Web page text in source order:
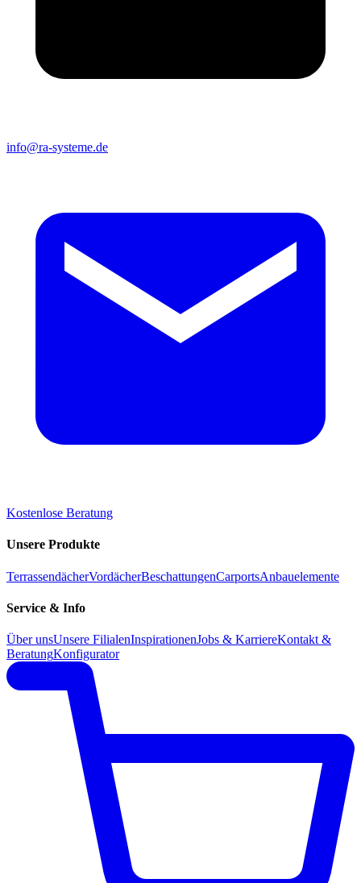
info@ra-systeme.de
Kostenlose Beratung
Unsere Produkte
TerrassendächerVordächerBeschattungenCarportsAnbauelemente
Service & Info
Über unsUnsere FilialenInspirationenJobs & KarriereKontakt &
BeratungKonfigurator